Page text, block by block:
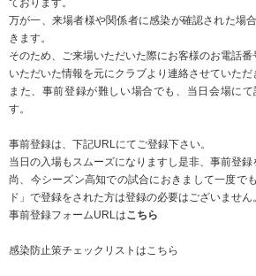
万が一、来場者様や関係者に感染が確認された場
きます。
そのため、ご来場いただいた際にお客様のお電話番
いただいた情報を元にクラブより連絡させていただ
また、事前登録が難しい場合でも、当日会場に
す。
事前登録は、下記URLにてご登録下さい。
当日の入場もスムーズになりますし是非、事前登録
尚、今シーズン高知での試合におきまして一度で
ド」で登録をされた方は登録の必要はございません
事前登録フォームURLはこちら
感染防止策チェックリストはこちら